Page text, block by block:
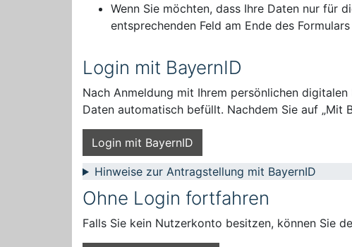
Wenn Sie möchten, dass Ihre Daten nur für
entsprechenden Feld am Ende des
Login mit BayernID
Nach Anmeldung mit Ihrem persönlichen
Daten automatisch befüllt. Nachdem Sie auf „Mit
Login mit BayernID
Hinweise zur Antragstellung mit BayernID
Ohne Login fortfahren
Falls Sie kein Nutzerkonto besitzen, können Sie